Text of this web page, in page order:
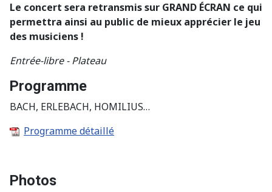
Le concert sera retransmis sur GRAND ÉCRAN ce qui
permettra ainsi au public de mieux apprécier le jeu
des musiciens !
Entrée-libre - Plateau
Programme
BACH, ERLEBACH, HOMILIUS…
Programme détaillé
Photos